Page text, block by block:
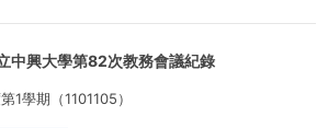
中興大學第82次教務會議紀錄
1學期（1101105）